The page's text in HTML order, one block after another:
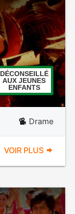
DÉCONSEILLÉ
AUX JEUNES
ENFANTS
Drame
VOIR PLUS